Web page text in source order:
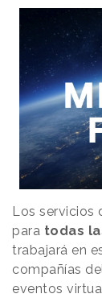
Los servicios
para todas
trabajará en
compañías
eventos